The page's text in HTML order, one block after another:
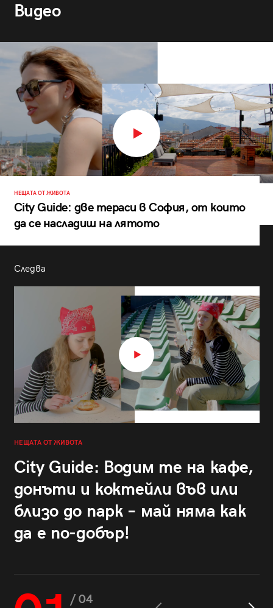
Видео
НЕЩАТА ОТ ЖИВОТА
City Guide: две тераси в София, от които
да се насладиш на лятото
Следва
НЕЩАТА ОТ ЖИВОТА
City Guide: Водим те на кафе,
донъти и коктейли във или
близо до парк – май няма как
да е по-добър!
/ 04